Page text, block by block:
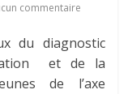
commentaire
du diagnostic
et de la
de l’axe